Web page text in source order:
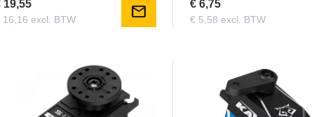
19,55
16,16 excl. BTW mail € 6,75
€ 5,58 excl. BTW